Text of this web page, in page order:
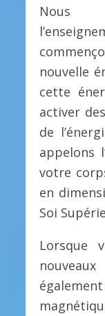
Nous
nouvelle
cette
activer
de
appelons
votre
en
Soi
Lorsque